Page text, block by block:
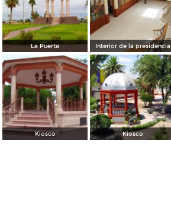
La Puerta Interior de la presidencia
Kiosco Kiosco